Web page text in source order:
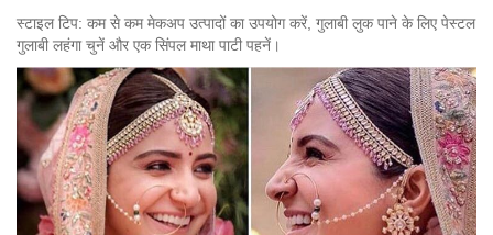
स्टाइल टिप: कम से कम मेकअप उत्पादों का उपयोग करें, गुलाबी लुक पाने के लिए पेस्टल
गुलाबी लहंगा चुनें और एक सिंपल माथा पाटी पहनें।